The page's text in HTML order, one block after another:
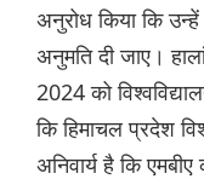
अनुरोध किया कि
अनुमति दी जाए।
2024 को
कि हिमाचल प्रदेश
अनिवार्य है कि